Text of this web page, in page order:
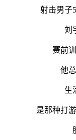
射击男子
刘
赛前
他
生
是那种打